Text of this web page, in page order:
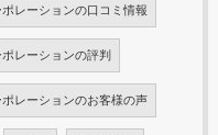
レーションの口コミ情報
レーションの評判
レーションのお客様の声